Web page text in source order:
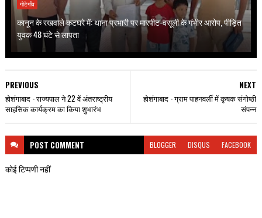
गोटेगाँव
कानून के रखवाले कटघरे में: थाना प्रभारी पर मारपीट-वसूली के गंभीर आरोप, पीड़ित
युवक 48 घंटे से लापता
NEXT
होशंगाबाद - ग्राम पाहनवर्ली में कृषक संगोष्ठी
संपन्न
PREVIOUS
होशंगाबाद - राज्यपाल ने 22 वें अंतराष्ट्रीय
साहसिक कार्यक्रम का किया शुभारंभ
POST COMMENT BLOGGER DISQUS FACEBOOK
कोई टिप्पणी नहीं